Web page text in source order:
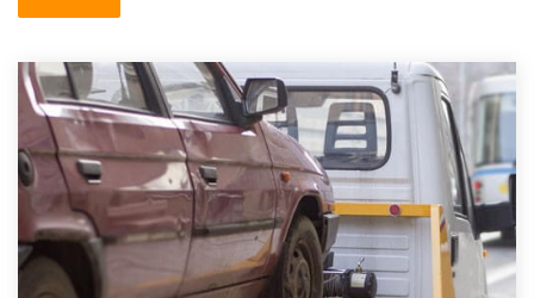
verkopen en op te laten halen door de Sloopauto
Ophaaldienst van Autosloperijen.nl. Wij kunnen uw
auto gratis ophalen in Elsloo. Neem telefonisch
contact op of maak een terugbelafspraak. Wilt u
direct een tweedehands auto onderdelen offerte
aanvragen? Dat kan via de Onderdelenlijn! Vul uw
kenteken in en druk op verzenden.